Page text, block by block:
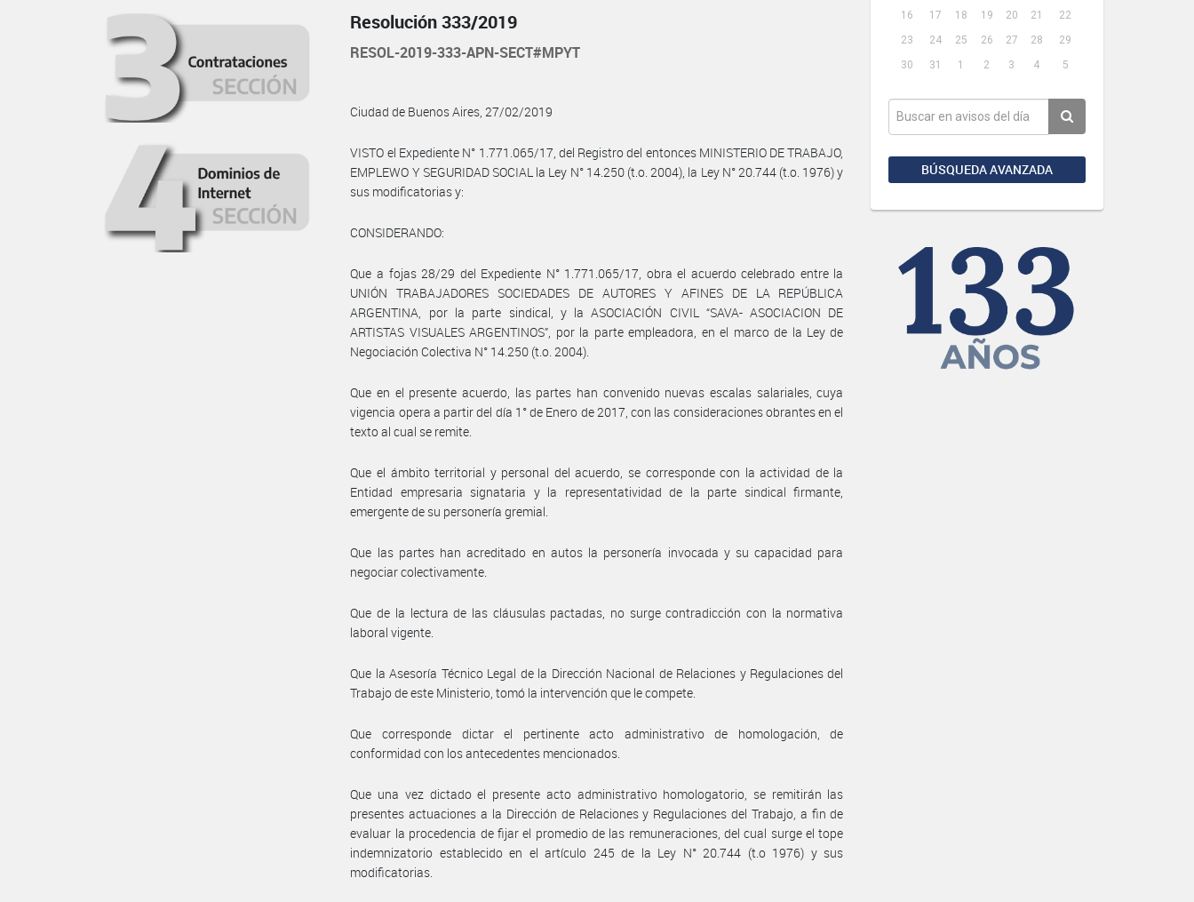
16
17 18 19 20 21
22
23
24 25 26 27 28
29
30
31 1 2 3 4 5
BÚSQUEDA AVANZADA
Resolución 333/2019
RESOL-2019-333-APN-SECT#MPYT
Ciudad de Buenos Aires, 27/02/2019
VISTO el Expediente N° 1.771.065/17, del Registro del entonces MINISTERIO DE TRABAJO,
EMPLEWO Y SEGURIDAD SOCIAL la Ley N° 14.250 (t.o. 2004), la Ley N° 20.744 (t.o. 1976) y
sus modificatorias y:
CONSIDERANDO:
Que a fojas 28/29 del Expediente N° 1.771.065/17, obra el acuerdo celebrado entre la
UNIÓN TRABAJADORES SOCIEDADES DE AUTORES Y AFINES DE LA REPÚBLICA
ARGENTINA, por la parte sindical, y la ASOCIACIÓN CIVIL “SAVA- ASOCIACION DE
ARTISTAS VISUALES ARGENTINOS”, por la parte empleadora, en el marco de la Ley de
Negociación Colectiva N° 14.250 (t.o. 2004).
Que en el presente acuerdo, las partes han convenido nuevas escalas salariales, cuya
vigencia opera a partir del día 1° de Enero de 2017, con las consideraciones obrantes en el
texto al cual se remite.
Que el ámbito territorial y personal del acuerdo, se corresponde con la actividad de la
Entidad empresaria signataria y la representatividad de la parte sindical firmante,
emergente de su personería gremial.
Que las partes han acreditado en autos la personería invocada y su capacidad para
negociar colectivamente.
Que de la lectura de las cláusulas pactadas, no surge contradicción con la normativa
laboral vigente.
Que la Asesoría Técnico Legal de la Dirección Nacional de Relaciones y Regulaciones del
Trabajo de este Ministerio, tomó la intervención que le compete.
Que corresponde dictar el pertinente acto administrativo de homologación, de
conformidad con los antecedentes mencionados.
Que una vez dictado el presente acto administrativo homologatorio, se remitirán las
presentes actuaciones a la Dirección de Relaciones y Regulaciones del Trabajo, a fin de
evaluar la procedencia de fijar el promedio de las remuneraciones, del cual surge el tope
indemnizatorio establecido en el artículo 245 de la Ley N° 20.744 (t.o 1976) y sus
modificatorias.